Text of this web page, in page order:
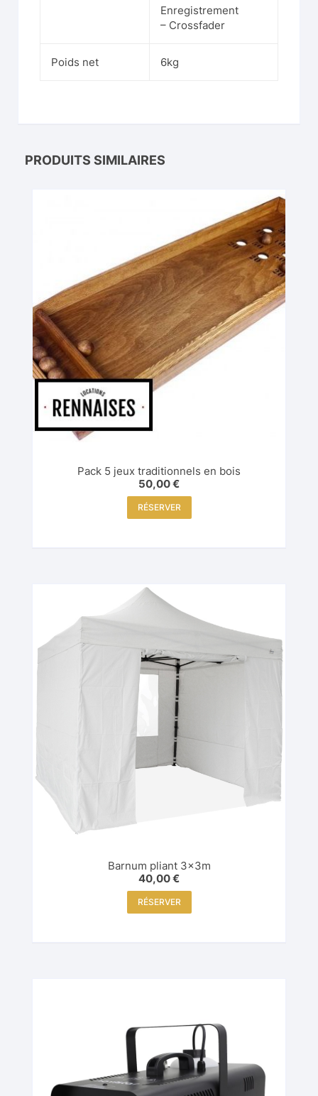
Enregistrement
– Crossfader
Poids net 6kg
PRODUITS SIMILAIRES
Pack 5 jeux traditionnels en bois
50,00€
RÉSERVER
Barnum pliant 3x3m
40,00€
RÉSERVER